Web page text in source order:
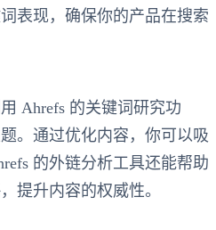
表现，确保你的产品在搜索
Ahrefs 的关键词研究功
。通过优化内容，你可以吸
的外链分析工具还能帮助
提升内容的权威性。